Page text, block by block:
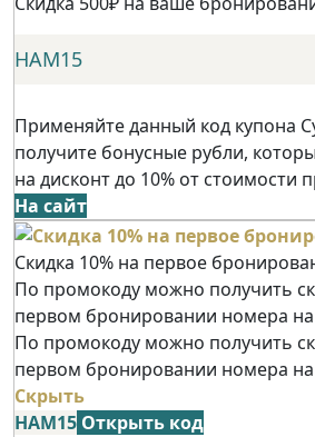
НАМ15
Применяйте данный код купона
получите бонусные рубли,
на дисконт до 10% от стоимости
На сайт
Скидка 10% на первое
По промокоду можно получить
первом бронировании номера на
По промокоду можно получить
первом бронировании номера на
Скрыть
НАМ15 Открыть код